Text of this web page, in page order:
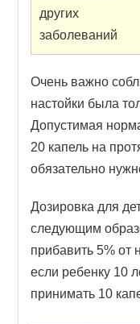
других
заболеваний
Очень важно
настойки была
Допустимая
20 капель на
обязательно
Дозировка для
следующим
прибавить 5% от
если ребенку 10
принимать 10